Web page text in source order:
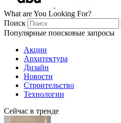
What are You Looking For?
Поиск
Популярные поисковые запросы
Акции
Архитектура
Дизайн
Новости
Строительство
Технологии
Сейчас в тренде